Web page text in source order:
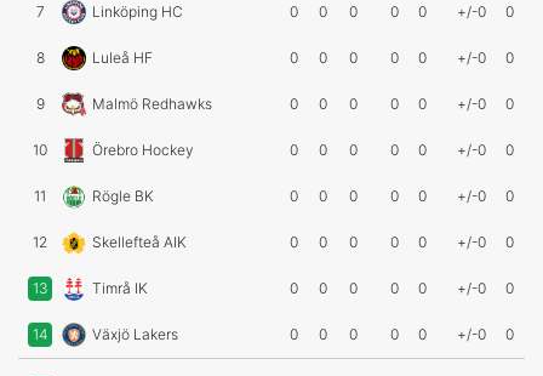
7 Linköping HC 0 0 0 0 0 +/-0 0
8 Luleå HF 0 0 0 0 0 +/-0 0
9 Malmö Redhawks 0 0 0 0 0 +/-0 0
10 Örebro Hockey 0 0 0 0 0 +/-0 0
11 Rögle BK 0 0 0 0 0 +/-0 0
12 Skellefteå AIK 0 0 0 0 0 +/-0 0
13 Timrå IK 0 0 0 0 0 +/-0 0
14 Växjö Lakers 0 0 0 0 0 +/-0 0